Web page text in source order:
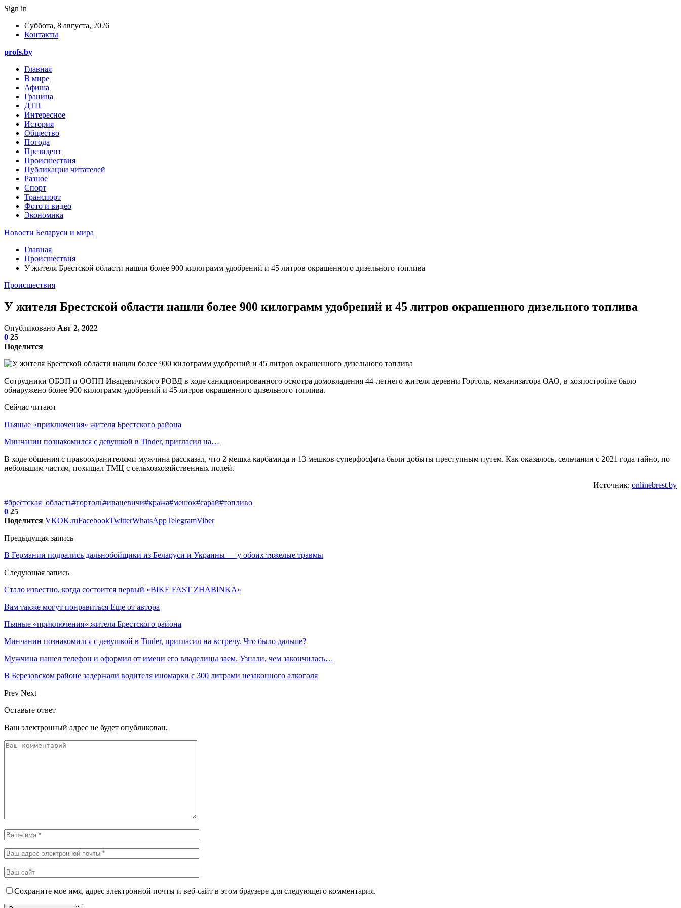
Sign in
Суббота, 8 августа, 2026
Контакты
profs.by
Главная
В мире
Афиша
Граница
ДТП
Интересное
История
Общество
Погода
Президент
Происшествия
Публикации читателей
Разное
Спорт
Транспорт
Фото и видео
Экономика
Новости Беларуси и мира
Главная
Происшествия
У жителя Брестской области нашли более 900 килограмм удобрений и 45 литров окрашенного дизельного топлива
Происшествия
У жителя Брестской области нашли более 900 килограмм удобрений и 45 литров окрашенного дизельного топлива
Опубликовано Авг 2, 2022
0 25
Поделится
Сотрудники ОБЭП и ООПП Ивацевичского РОВД в ходе санкционированного осмотра домовладения 44-летнего жителя деревни Гортоль, механизатора ОАО, в хозпостройке было
обнаружено более 900 килограмм удобрений и 45 литров окрашенного дизельного топлива.
Сейчас читают
Пьяные «приключения» жителя Брестского района
Минчанин познакомился с девушкой в Tinder, пригласил на…
В ходе общения с правоохранителями мужчина рассказал, что 2 мешка карбамида и 13 мешков суперфосфата были добыты преступным путем. Как оказалось, сельчанин с 2021 года тайно, по
небольшим частям, похищал ТМЦ с сельхозхозяйственных полей.
Источник: onlinebrest.by
#брестская_область#гортоль#ивацевичи#кража#мешок#сарай#топливо
0 25
Поделится VKOK.ruFacebookTwitterWhatsAppTelegramViber
Предыдущая запись
В Германии подрались дальнобойщики из Беларуси и Украины — у обоих тяжелые травмы
Следующая запись
Стало известно, когда состоится первый «BIKE FAST ZHABINKA»
Вам также могут понравиться Еще от автора
Пьяные «приключения» жителя Брестского района
Минчанин познакомился с девушкой в Tinder, пригласил на встречу. Что было дальше?
Мужчина нашел телефон и оформил от имени его владелицы заем. Узнали, чем закончилась…
В Березовском районе задержали водителя иномарки с 300 литрами незаконного алкоголя
Prev Next
Оставьте ответ
Ваш электронный адрес не будет опубликован.
Сохраните мое имя, адрес электронной почты и веб-сайт в этом браузере для следующего комментария.